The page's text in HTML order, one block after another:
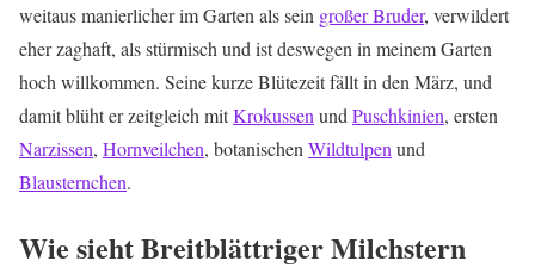
weitaus manierlicher im Garten als sein großer Bruder, verwildert
eher zaghaft, als stürmisch und ist deswegen in meinem Garten
hoch willkommen. Seine kurze Blütezeit fällt in den März, und
damit blüht er zeitgleich mitKrokussen und Puschkinien, ersten
Narzissen, Hornveilchen, botanischen Wildtulpen und
Blausternchen.
Wie sieht Breitblättriger Milchstern